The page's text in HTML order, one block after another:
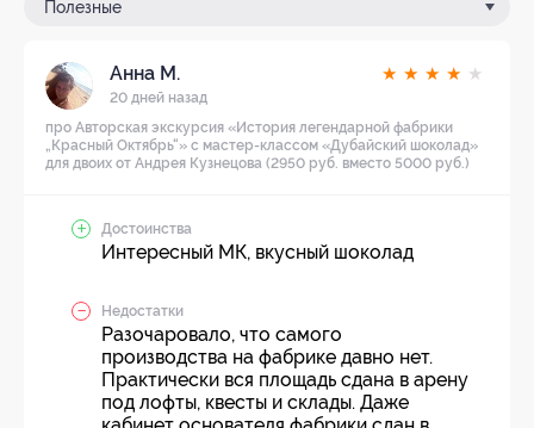
Полезные
Анна М.
20 дней назад
★ ★ ★ ★ ★
про Авторская экскурсия «История легендарной фабрики
„Красный Октябрь“» с мастер-классом «Дубайский шоколад»
для двоих от Андрея Кузнецова (2950 руб. вместо 5000 руб.)
Достоинства
Интересный МК, вкусный шоколад
Недостатки
Разочаровало, что самого
производства на фабрике давно нет.
Практически вся площадь сдана в арену
под лофты, квесты и склады. Даже